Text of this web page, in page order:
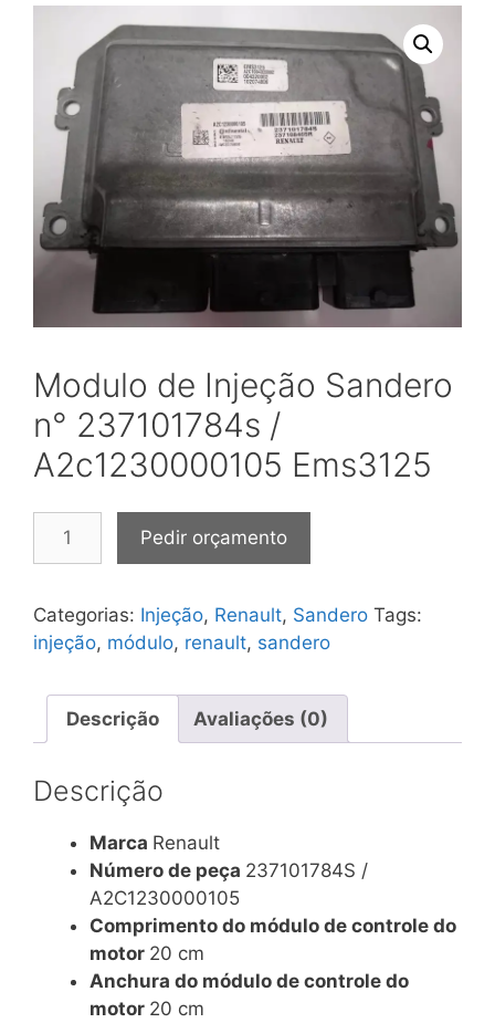
Modulo de Injeção Sandero
n° 237101784s /
A2c1230000105 Ems3125
Modulo
Sandero
n°
A2c1230000105
Ems3125
Pedir orçamento
Categorias: Injeção, Renault, Sandero Tags:
injeção, módulo, renault, sandero
Descrição Avaliações (0)
Descrição
Marca Renault
Número de peça 237101784S /
A2C1230000105
Comprimento do módulo de controle do
motor 20 cm
Anchura do módulo de controle do
motor 20 cm